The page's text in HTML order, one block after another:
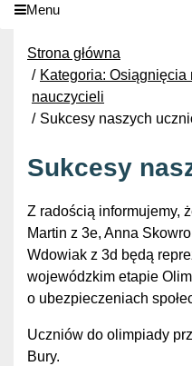
Menu
Strona główna
Kategoria: Osiągnięcia
nauczycieli
Sukcesy naszych
Sukcesy
Z radością informujemy,
Martin z 3e, Anna
Wdowiak z 3d będą
wojewódzkim etapie
o ubezpieczeniach
Uczniów do olimpiady
Bury.